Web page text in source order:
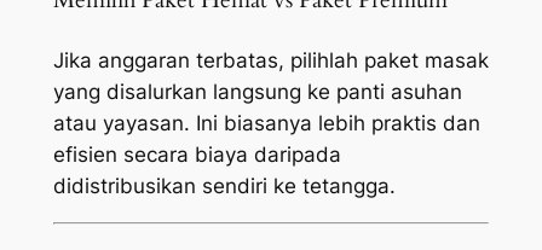
Jika anggaran terbatas, pilihlah paket masak
yang disalurkan langsung ke panti asuhan
atau yayasan. Ini biasanya lebih praktis dan
efisien secara biaya daripada
didistribusikan sendiri ke tetangga.